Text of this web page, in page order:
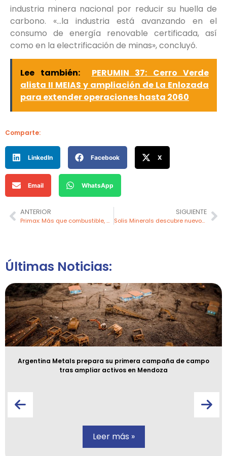
industria minera nacional por reducir su huella de
carbono. «…la industria está avanzando en el
consumo de energía renovable certificada, así
como en la electrificación de minas», concluyó.
Lee también:
PERUMIN 37: Cerro Verde
alista II MEIAS y ampliación de La Enlozada
para extender operaciones hasta 2060
Comparte:
LinkedIn Facebook X
Email WhatsApp
ANTERIOR
Primax: Más que combustible, un compromiso con el futuro
SIGUIENTE
Solis Minerals descubre nuevos objetivos en proyecto Guaneros
Últimas Noticias:
Argentina Metals prepara su primera campaña de campo
tras ampliar activos en Mendoza
Leer más »